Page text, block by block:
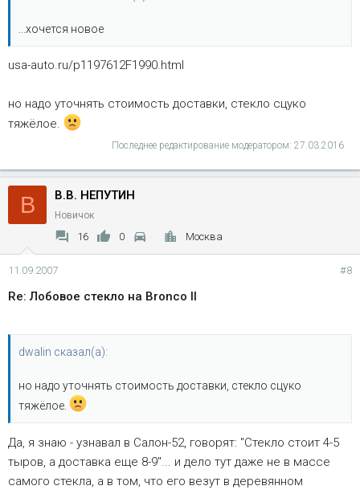
...хочется новое
usa-auto.ru/p1197612F1990.html
но надо уточнять стоимость доставки, стекло сцуко
тяжёлое.
Последнее редактирование модератором: 27.03.2016
В В.В. НЕПУТИН
Новичок
16 0 Москва
11.09.2007 #8
Re: Лобовое стекло на Bronco II
dwalin сказал(а):
но надо уточнять стоимость доставки, стекло сцуко
тяжёлое.
Да, я знаю - узнавал в Салон-52, говорят: "Стекло стоит 4-5
тыров, а доставка еще 8-9"... и дело тут даже не в массе
самого стекла, а в том, что его везут в деревянном